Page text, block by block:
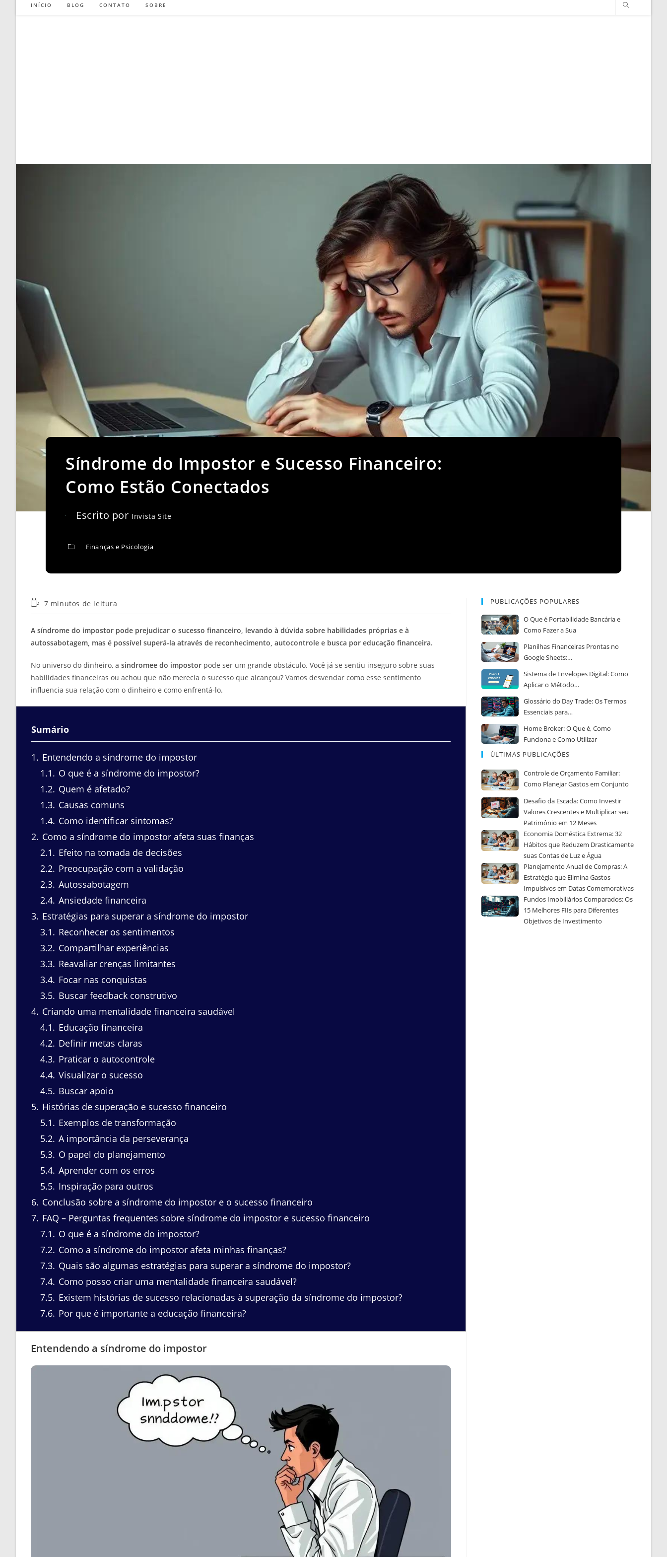
INÍCIO BLOG CONTATO SOBRE
Síndrome do Impostor e Sucesso Financeiro:
Como Estão Conectados
Escrito por Invista Site
Finanças e Psicologia
Tempo7 minutos de leitura
A síndrome do impostor pode prejudicar o sucesso financeiro, levando à dúvida sobre habilidades próprias e à
autossabotagem, mas é possível superá-la através de reconhecimento, autocontrole e busca por educação financeira.
No universo do dinheiro, a sindromee do impostor pode ser um grande obstáculo. Você já se sentiu inseguro sobre suas
habilidades financeiras ou achou que não merecia o sucesso que alcançou? Vamos desvendar como esse sentimento
influencia sua relação com o dinheiro e como enfrentá-lo.
Sumário
1
Entendendo a síndrome do impostor
1.1
O que é a síndrome do impostor?
1.2 Quem é afetado?
1.3 Causas comuns
1.4 Como identificar sintomas?
2 Como a síndrome do impostor afeta suas finanças
2.1
Efeito na tomada de decisões
2.2 Preocupação com a validação
2.3 Autossabotagem
2.4 Ansiedade financeira
3 Estratégias para superar a síndrome do impostor
3.1
Reconhecer os sentimentos
3.2 Compartilhar experiências
3.3 Reavaliar crenças limitantes
3.4 Focar nas conquistas
3.5 Buscar feedback construtivo
4 Criando uma mentalidade financeira saudável
4.1
Educação financeira
4.2 Definir metas claras
4.3 Praticar o autocontrole
4.4 Visualizar o sucesso
4.5 Buscar apoio
5 Histórias de superação e sucesso financeiro
5.1
Exemplos de transformação
5.2 A importância da perseverança
5.3 O papel do planejamento
5.4 Aprender com os erros
5.5 Inspiração para outros
6 Conclusão sobre a síndrome do impostor e o sucesso financeiro
7 FAQ – Perguntas frequentes sobre síndrome do impostor e sucesso financeiro
7.1
O que é a síndrome do impostor?
7.2 Como a síndrome do impostor afeta minhas finanças?
7.3 Quais são algumas estratégias para superar a síndrome do impostor?
7.4 Como posso criar uma mentalidade financeira saudável?
7.5 Existem histórias de sucesso relacionadas à superação da síndrome do impostor?
7.6 Por que é importante a educação financeira?
Entendendo a síndrome do impostor
PUBLICAÇÕES POPULARES
O Que é Portabilidade Bancária e
Como Fazer a Sua
Planilhas Financeiras Prontas no
Google Sheets:…
Sistema de Envelopes Digital: Como
Aplicar o Método…
Glossário do Day Trade: Os Termos
Essenciais para…
Home Broker: O Que é, Como
Funciona e Como Utilizar
ÚLTIMAS PUBLICAÇÕES
Controle de Orçamento Familiar:
Como Planejar Gastos em Conjunto
Desafio da Escada: Como Investir
Valores Crescentes e Multiplicar seu
Patrimônio em 12 Meses
Economia Doméstica Extrema: 32
Hábitos que Reduzem Drasticamente
suas Contas de Luz e Água
Planejamento Anual de Compras: A
Estratégia que Elimina Gastos
Impulsivos em Datas Comemorativas
Fundos Imobiliários Comparados: Os
15 Melhores FIIs para Diferentes
Objetivos de Investimento